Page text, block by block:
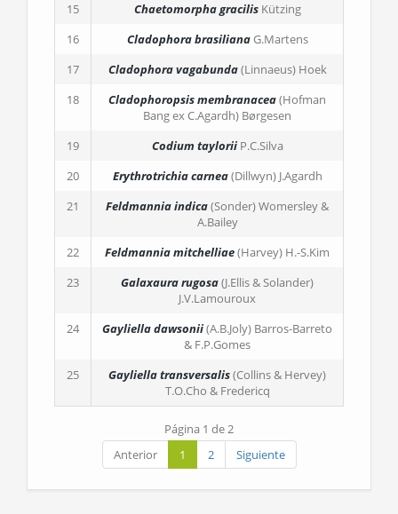
15
Chaetomorpha gracilis Kützing
16
Cladophora brasilianaG.Martens
17
Cladophora vagabunda(Linnaeus) Hoek
18
Cladophoropsis membranacea(Hofman
Bang ex C.Agardh) Børgesen
19
Codium taylorii P.C.Silva
20
Erythrotrichia carnea(Dillwyn) J.Agardh
21
Feldmannia indica(Sonder) Womersley &
A.Bailey
22
Feldmannia mitchelliae(Harvey) H.-S.Kim
23
Galaxaura rugosa(J.Ellis & Solander)
J.V.Lamouroux
24
Gayliella dawsonii(A.B.Joly) Barros-Barreto
& F.P.Gomes
25
Gayliella transversalis(Collins & Hervey)
T.O.Cho & Fredericq
Página 1 de 2
Anterior
1 2 Siguiente